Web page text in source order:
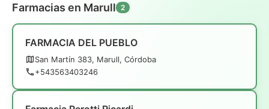
Farmacias en Marull 2
FARMACIA DEL PUEBLO
San Martín 383, Marull, Córdoba
+543563403246